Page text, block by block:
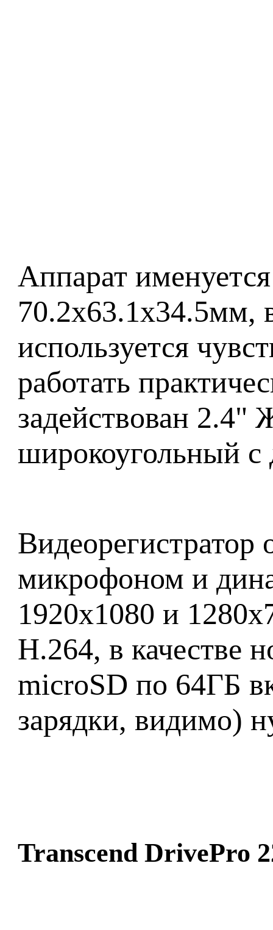
Аппарат
70.2x63.1x34.5мм,
используется
работать
задействован 2.4"
широкоугольный
микрофоном и
1920x1080 и
H.264, в качестве
microSD по 64ГБ
зарядки, видимо)
Transcend DrivePro